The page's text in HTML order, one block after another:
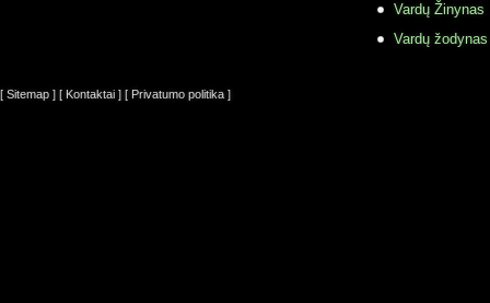
Vardų Žinynas
Vardų
[ Sitemap ] [ Kontaktai ] [ Privatumo politika ]